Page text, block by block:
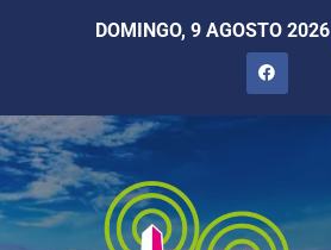
DOMINGO, 9 AGOSTO 2026